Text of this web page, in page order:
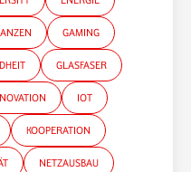
GAMING
GLASFASER
IOT
KOOPERATION
NETZAUSBAU